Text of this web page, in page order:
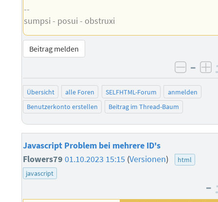
--
sumpsi - posui - obstruxi
Beitrag melden
–
Übersicht alle Foren SELFHTML-Forum
anmelden
Benutzerkonto erstellen
Beitrag im Thread-Baum
Javascript Problem bei mehrere ID's
Flowers79 01.10.2023 15:15 (Versionen)
html
javascript
–